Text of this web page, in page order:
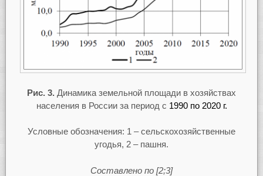
Рис. 3. Динамика земельной площади в хозяйствах
населения в России за период с 1990 по 2020 г.
Условные обозначения: 1 – сельскохозяйственные
угодья, 2 – пашня.
Составлено по [2;3]